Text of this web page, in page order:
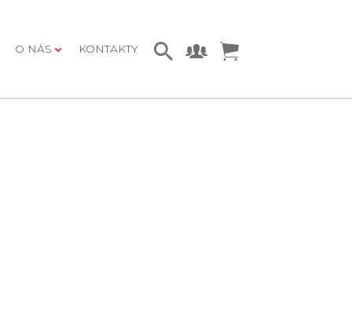
O NÁS KONTAKTY